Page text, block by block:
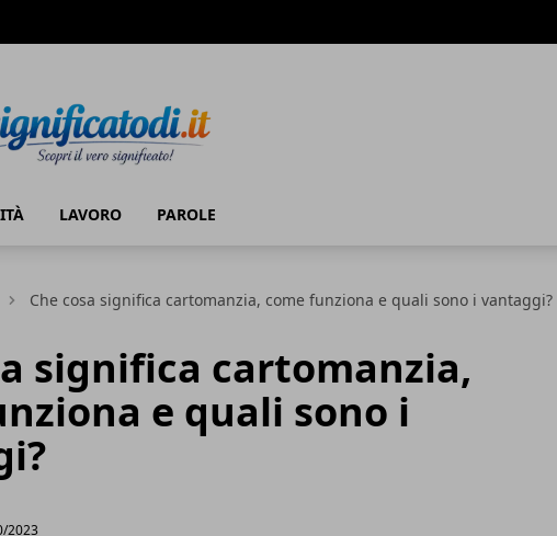
LAVORO PAROLE
Che cosa significa cartomanzia, come funziona e quali sono i vantaggi?
significa cartomanzia,
e quali sono i
2023